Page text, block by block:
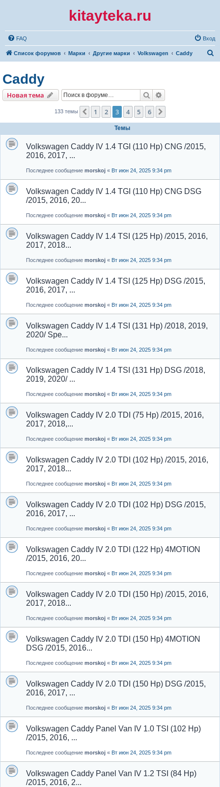
kitayteka.ru
FAQ Вход
Список форумов Марки Другие марки Volkswagen Caddy
Caddy
Новая тема Поиск
133 темы Пред.
1 2 3 4 5 6
Темы
Volkswagen Caddy IV 1.4 TGI (110 Hp) CNG /2015,
2016, 2017, ...
Последнее сообщение morskoj « Вт июн 24, 2025 9:34 pm
Volkswagen Caddy IV 1.4 TGI (110 Hp) CNG DSG
/2015, 2016, 20...
Последнее сообщение morskoj « Вт июн 24, 2025 9:34 pm
Volkswagen Caddy IV 1.4 TSI (125 Hp) /2015, 2016,
2017, 2018...
Последнее сообщение morskoj « Вт июн 24, 2025 9:34 pm
Volkswagen Caddy IV 1.4 TSI (125 Hp) DSG /2015,
2016, 2017, ...
Последнее сообщение morskoj « Вт июн 24, 2025 9:34 pm
Volkswagen Caddy IV 1.4 TSI (131 Hp) /2018, 2019,
2020/ Spe...
Последнее сообщение morskoj « Вт июн 24, 2025 9:34 pm
Volkswagen Caddy IV 1.4 TSI (131 Hp) DSG /2018,
2019, 2020/ ...
Последнее сообщение morskoj « Вт июн 24, 2025 9:34 pm
Volkswagen Caddy IV 2.0 TDI (75 Hp) /2015, 2016,
2017, 2018,...
Последнее сообщение morskoj « Вт июн 24, 2025 9:34 pm
Volkswagen Caddy IV 2.0 TDI (102 Hp) /2015, 2016,
2017, 2018...
Последнее сообщение morskoj « Вт июн 24, 2025 9:34 pm
Volkswagen Caddy IV 2.0 TDI (102 Hp) DSG /2015,
2016, 2017, ...
Последнее сообщение morskoj « Вт июн 24, 2025 9:34 pm
Volkswagen Caddy IV 2.0 TDI (122 Hp) 4MOTION
/2015, 2016, 20...
Последнее сообщение morskoj « Вт июн 24, 2025 9:34 pm
Volkswagen Caddy IV 2.0 TDI (150 Hp) /2015, 2016,
2017, 2018...
Последнее сообщение morskoj « Вт июн 24, 2025 9:34 pm
Volkswagen Caddy IV 2.0 TDI (150 Hp) 4MOTION
DSG /2015, 2016...
Последнее сообщение morskoj « Вт июн 24, 2025 9:34 pm
Volkswagen Caddy IV 2.0 TDI (150 Hp) DSG /2015,
2016, 2017, ...
Последнее сообщение morskoj « Вт июн 24, 2025 9:34 pm
Volkswagen Caddy Panel Van IV 1.0 TSI (102 Hp)
/2015, 2016, ...
Последнее сообщение morskoj « Вт июн 24, 2025 9:34 pm
Volkswagen Caddy Panel Van IV 1.2 TSI (84 Hp)
/2015, 2016, 2...